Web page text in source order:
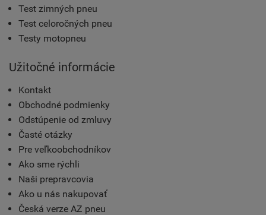
Test zimných pneu
Test celoročných pneu
Testy motopneu
Užitočné informácie
Kontakt
Obchodné podmienky
Odstúpenie od zmluvy
Časté otázky
Pre veľkoobchodníkov
Ako sme rýchli
Naši prepravcovia
Ako u nás nakupovať
Česká verze AZ pneu